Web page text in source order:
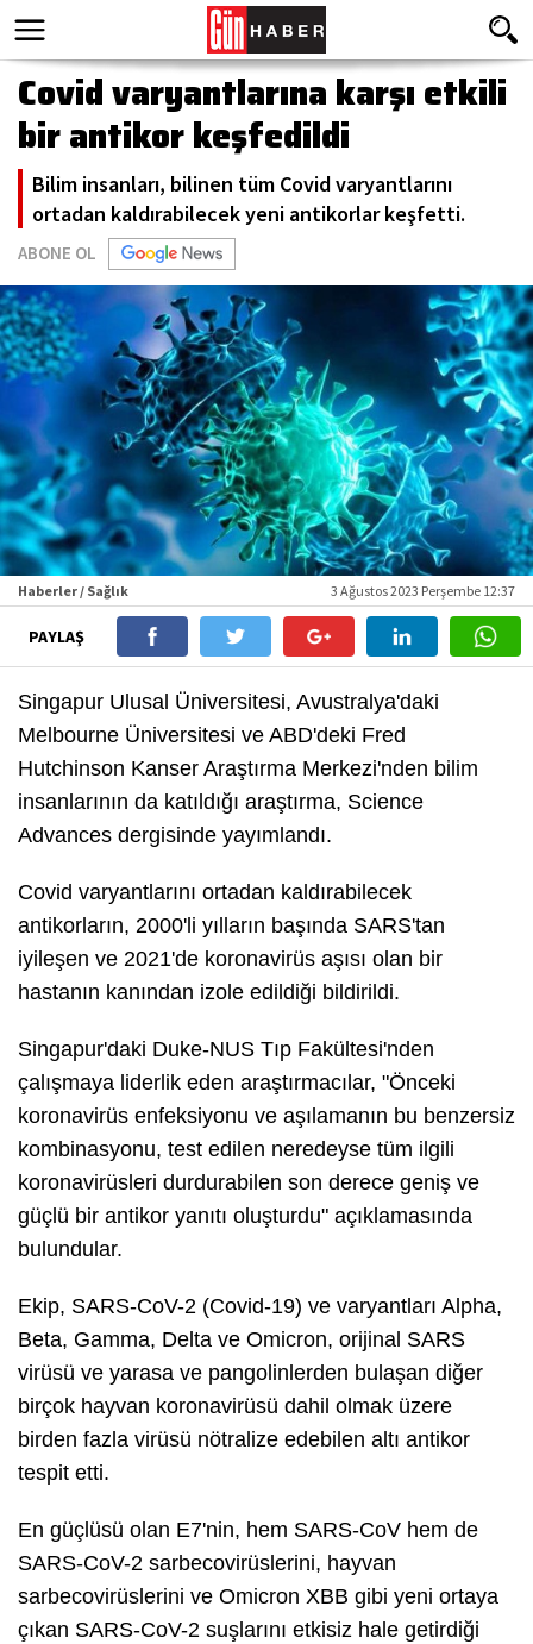
Covid varyantlarına karşı etkili
bir antikor keşfedildi
Bilim insanları, bilinen tüm Covid varyantlarını
ortadan kaldırabilecek yeni antikorlar keşfetti.
ABONE OL
Haberler / Sağlık 3 Ağustos 2023 Perşembe 12:37
PAYLAŞ
Singapur Ulusal Üniversitesi, Avustralya'daki
Melbourne Üniversitesi ve ABD'deki Fred
Hutchinson Kanser Araştırma Merkezi'nden bilim
insanlarının da katıldığı araştırma, Science
Advances dergisinde yayımlandı.
Covid varyantlarını ortadan kaldırabilecek
antikorların, 2000'li yılların başında SARS'tan
iyileşen ve 2021'de koronavirüs aşısı olan bir
hastanın kanından izole edildiği bildirildi.
Singapur'daki Duke-NUS Tıp Fakültesi'nden
çalışmaya liderlik eden araştırmacılar, "Önceki
koronavirüs enfeksiyonu ve aşılamanın bu benzersiz
kombinasyonu, test edilen neredeyse tüm ilgili
koronavirüsleri durdurabilen son derece geniş ve
güçlü bir antikor yanıtı oluşturdu" açıklamasında
bulundular.
Ekip, SARS-CoV-2 (Covid-19) ve varyantları Alpha,
Beta, Gamma, Delta ve Omicron, orijinal SARS
virüsü ve yarasa ve pangolinlerden bulaşan diğer
birçok hayvan koronavirüsü dahil olmak üzere
birden fazla virüsü nötralize edebilen altı antikor
tespit etti.
En güçlüsü olan E7'nin, hem SARS-CoV hem de
SARS-CoV-2 sarbecovirüslerini, hayvan
sarbecovirüslerini ve Omicron XBB gibi yeni ortaya
çıkan SARS-CoV-2 suşlarını etkisiz hale getirdiği